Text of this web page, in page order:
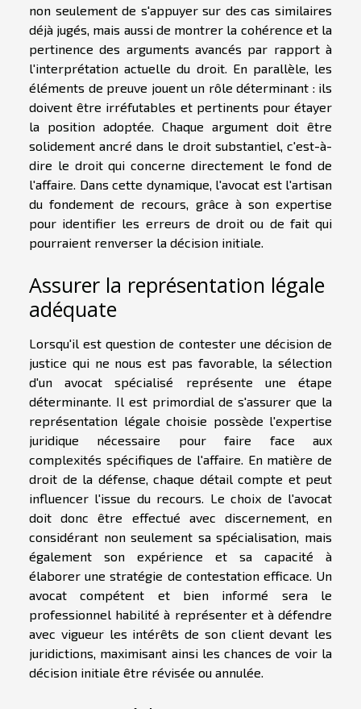
non seulement de s'appuyer sur des cas similaires
déjà jugés, mais aussi de montrer la cohérence et la
pertinence des arguments avancés par rapport à
l'interprétation actuelle du droit. En parallèle, les
éléments de preuve jouent un rôle déterminant : ils
doivent être irréfutables et pertinents pour étayer
la position adoptée. Chaque argument doit être
solidement ancré dans le droit substantiel, c'est-à-
dire le droit qui concerne directement le fond de
l'affaire. Dans cette dynamique, l'avocat est l'artisan
du fondement de recours, grâce à son expertise
pour identifier les erreurs de droit ou de fait qui
pourraient renverser la décision initiale.
Assurer la représentation légale
adéquate
Lorsqu'il est question de contester une décision de
justice qui ne nous est pas favorable, la sélection
d'un avocat spécialisé représente une étape
déterminante. Il est primordial de s'assurer que la
représentation légale choisie possède l'expertise
juridique nécessaire pour faire face aux
complexités spécifiques de l'affaire. En matière de
droit de la défense, chaque détail compte et peut
influencer l'issue du recours. Le choix de l'avocat
doit donc être effectué avec discernement, en
considérant non seulement sa spécialisation, mais
également son expérience et sa capacité à
élaborer une stratégie de contestation efficace. Un
avocat compétent et bien informé sera le
professionnel habilité à représenter et à défendre
avec vigueur les intérêts de son client devant les
juridictions, maximisant ainsi les chances de voir la
décision initiale être révisée ou annulée.